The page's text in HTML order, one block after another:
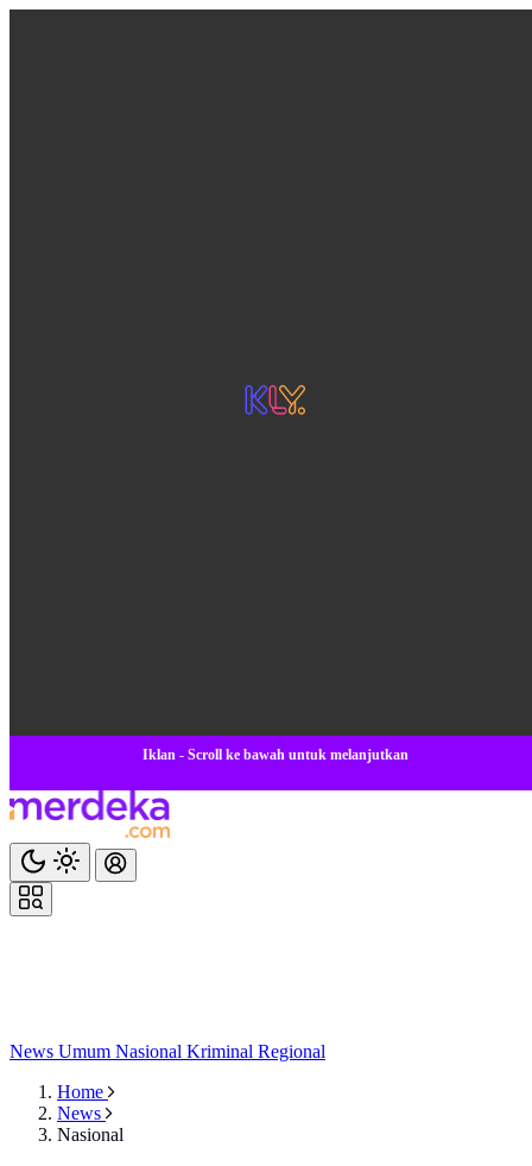
Iklan - Scroll ke bawah untuk melanjutkan
News Umum Nasional Kriminal Regional
Home
News
Nasional